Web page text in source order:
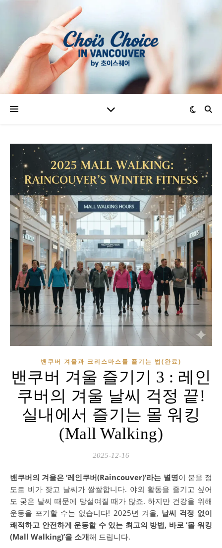
밴쿠버 겨울과 크리스마스를 즐기는 법(완료)
밴쿠버 겨울 즐기기 3 : 레인
쿠버의 겨울 날씨 걱정 끝!
실내에서 즐기는 몰 워킹
(Mall Walking)
2025-12-16
밴쿠버의 겨울은 ‘레인쿠버(Raincouver)’라는 별명이 붙을 정
도로 비가 잦고 날씨가 쌀쌀합니다. 야외 활동을 즐기고 싶어
도 궂은 날씨 때문에 망설여질 때가 많죠. 하지만 건강을 위해
운동을 포기할 수는 없습니다! 2025년 겨울, 날씨 걱정 없이
쾌적하고 안전하게 운동할 수 있는 최고의 방법, 바로 ‘몰 워킹
(Mall Walking)’을 소개해 드립니다.